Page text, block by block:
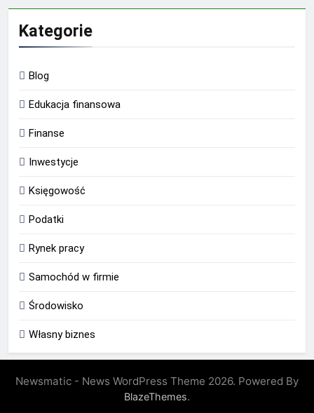
Kategorie
Blog
Edukacja finansowa
Finanse
Inwestycje
Księgowość
Podatki
Rynek pracy
Samochód w firmie
Środowisko
Własny biznes
Newsmatic - News WordPress Theme 2026. Powered By
BlazeThemes.